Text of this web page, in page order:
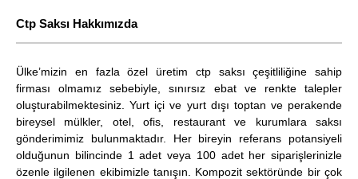
Ctp Saksı Hakkımızda
Ülke’mizin en fazla özel üretim ctp saksı çeşitliliğine sahip
firması olmamız sebebiyle, sınırsız ebat ve renkte talepler
oluşturabilmektesiniz. Yurt içi ve yurt dışı toptan ve perakende
bireysel mülkler, otel, ofis, restaurant ve kurumlara saksı
gönderimimiz bulunmaktadır. Her bireyin referans potansiyeli
olduğunun bilincinde 1 adet veya 100 adet her siparişlerinizle
özenle ilgilenen ekibimizle tanışın. Kompozit sektöründe bir çok